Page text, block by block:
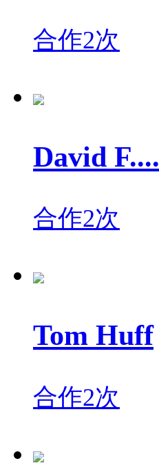
合作2次
David F....
合作2次
Tom Huff
合作2次